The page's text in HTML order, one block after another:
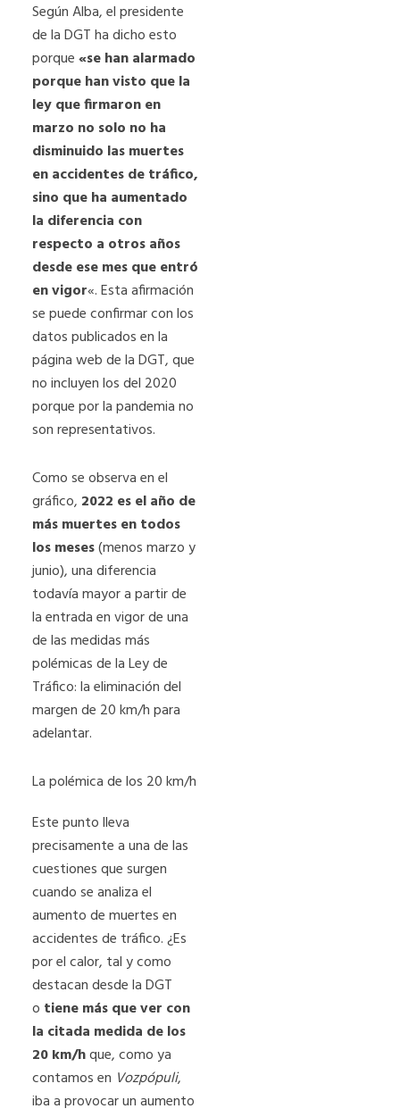
Según Alba, el presidente
de la DGT ha dicho esto
porque«se han alarmado
porque han visto que la
ley que firmaron en
marzo no solo no ha
disminuido las muertes
en accidentes de tráfico,
sino que ha aumentado
la diferencia con
respecto a otros años
desde ese mes que entró
en vigor«. Esta afirmación
se puede confirmar con los
datos publicados en la
página web de la DGT, que
no incluyen los del 2020
porque por la pandemia no
son representativos.
Como se observa en el
gráfico, 2022 es el año de
más muertes en todos
los meses(menos marzo y
junio), una diferencia
todavía mayor a partir de
la entrada en vigor de una
de las medidas más
polémicas de la Ley de
Tráfico: la eliminación del
margen de 20 km/h para
adelantar.
La polémica de los 20 km/h
Este punto lleva
precisamente a una de las
cuestiones que surgen
cuando se analiza el
aumento de muertes en
accidentes de tráfico. ¿Es
por el calor, tal y como
destacan desde la DGT
o tiene más que ver con
la citada medida de los
20 km/hque, como ya
contamos en Vozpópuli,
iba a provocar un aumento